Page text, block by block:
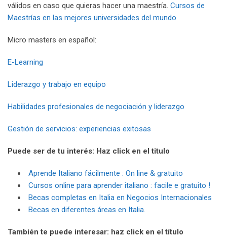
válidos en caso que quieras hacer una maestría. Cursos de
Maestrías en las mejores universidades del mundo
Micro masters en español:
E-Learning
Liderazgo y trabajo en equipo
Habilidades profesionales de negociación y liderazgo
Gestión de servicios: experiencias exitosas
Puede ser de tu interés: Haz click en el titulo
Aprende Italiano fácilmente : On line & gratuito
Cursos online para aprender italiano : facile e gratuito !
Becas completas en Italia en Negocios Internacionales
Becas en diferentes áreas en Italia.
También te puede interesar: haz click en el título